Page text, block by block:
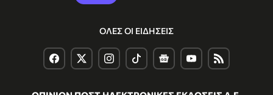
ΟΛΕΣ ΟΙ ΕΙΔΗΣΕΙΣ